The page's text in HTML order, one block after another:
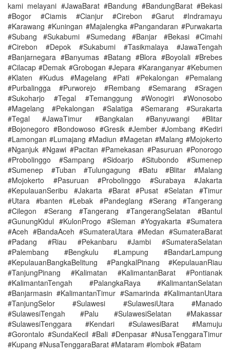
kami melayani #JawaBarat #Bandung #BandungBarat #Bekasi
#Bogor #Ciamis #Cianjur #Cirebon #Garut #Indramayu
#Karawang #Kuningan #Majalengka #Pangandaran #Purwakarta
#Subang #Sukabumi #Sumedang #Banjar #Bekasi #Cimahi
#Cirebon #Depok #Sukabumi #Tasikmalaya #JawaTengah
#Banjarnegara #Banyumas #Batang #Blora #Boyolali #Brebes
#Cilacap #Demak #Grobogan #Jepara #Karanganyar #Kebumen
#Klaten #Kudus #Magelang #Pati #Pekalongan #Pemalang
#Purbalingga #Purworejo #Rembang #Semarang #Sragen
#Sukoharjo #Tegal #Temanggung #Wonogiri #Wonosobo
#Magelang #Pekalongan #Salatiga #Semarang #Surakarta
#Tegal #JawaTimur #Bangkalan #Banyuwangi #Blitar
#Bojonegoro #Bondowoso #Gresik #Jember #Jombang #Kediri
#Lamongan #Lumajang #Madiun #Magetan #Malang #Mojokerto
#Nganjuk #Ngawi #Pacitan #Pamekasan #Pasuruan #Ponorogo
#Probolinggo #Sampang #Sidoarjo #Situbondo #Sumenep
#Sumenep #Tuban #Tulungagung #Batu #Blitar #Malang
#Mojokerto #Pasuruan #Probolinggo #Surabaya #Jakarta
#KepulauanSeribu #Jakarta #Barat #Pusat #Selatan #Timur
#Utara #banten #Lebak #Pandeglang #Serang #Tangerang
#Cilegon #Serang #Tangerang #TangerangSelatan #Bantul
#GunungKidul #KulonProgo #Sleman #Yogyakarta #Sumatera
#Aceh #BandaAceh #SumateraUtara #Medan #SumateraBarat
#Padang #Riau #Pekanbaru #Jambi #SumateraSelatan
#Palembang #Bengkulu #Lampung #BandarLampung
#KepulauanBangkaBelitung #PangkalPinang #KepulauanRiau
#TanjungPinang #Kalimatan #KalimantanBarat #Pontianak
#KalimantanTengah #PalangkaRaya #KalimantanSelatan
#Banjarmasin #KalimantanTimur #Samarinda #KalimantanUtara
#TanjungSelor #Sulawesi #SulawesiUtara #Manado
#SulawesiTengah #Palu #SulawesiSelatan #Makassar
#SulawesiTenggara #Kendari #SulawesiBarat #Mamuju
#Gorontalo #SundaKecil #Bali #Denpasar #NusaTenggaraTimur
#Kupang #NusaTenggaraBarat #Mataram #lombok #Batam